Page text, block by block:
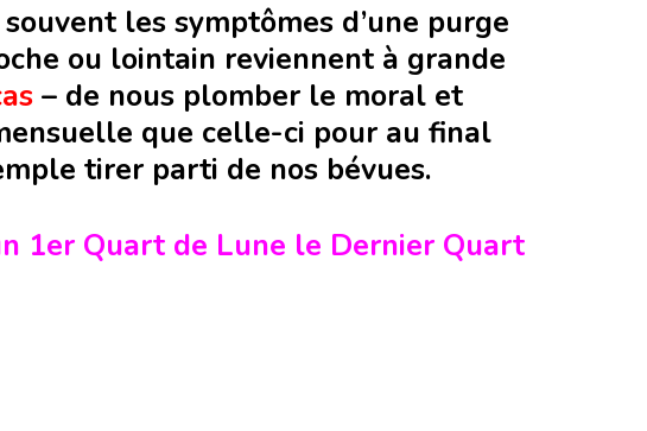
les symptômes d’une purge
ou lointain reviennent à grande
– de nous plomber le moral et
que celle-ci pour au final
tirer parti de nos bévues.
1er Quart de Lune le Dernier Quart